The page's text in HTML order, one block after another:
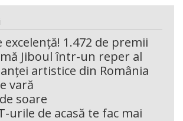
excelență! 1.472 de premii
Jiboul într-un reper al
artistice din România
vară
soare
urile de acasă te fac mai